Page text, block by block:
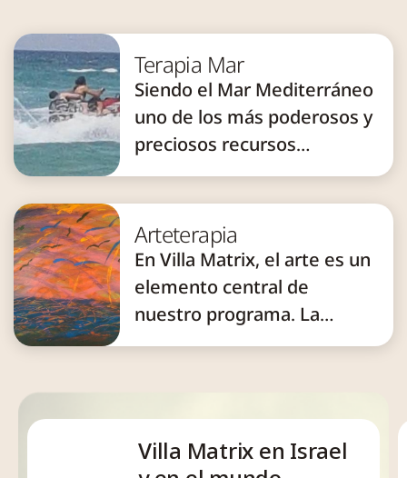
Terapia Mar
Siendo el Mar Mediterráneo
uno de los más poderosos y
preciosos recursos
naturales de la Tierra, es
también uno de los regalos
más agresivos y relajante al
mismo tiempo. Desde el
primer encuentro con el
mar, se originan emociones
Arteterapia
En Villa Matrix, el arte es un
elemento central de
nuestro programa. La
creatividad es una forma de
espontaneidad de la
naturaleza humana. Es una
Villa Matrix en Israel